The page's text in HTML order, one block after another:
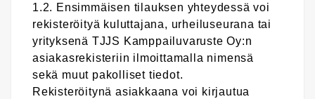
1.2. Ensimmäisen tilauksen yhteydessä voi
rekisteröityä kuluttajana, urheiluseurana tai
yrityksenä TJJS Kamppailuvaruste Oy:n
asiakasrekisteriin ilmoittamalla nimensä
sekä muut pakolliset tiedot.
Rekisteröitynä asiakkaana voi kirjautua